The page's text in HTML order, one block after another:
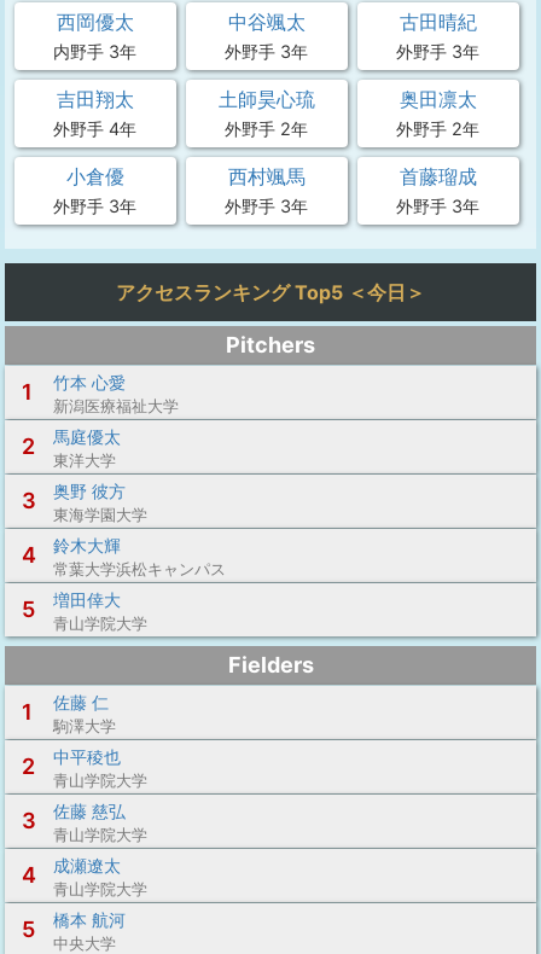
西岡優太
内野手 3年
中谷颯太
外野手 3年
古田晴紀
外野手 3年
吉田翔太
外野手 4年
土師昊心琉
外野手 2年
奥田凛太
外野手 2年
小倉優
外野手 3年
西村颯馬
外野手 3年
首藤瑠成
外野手 3年
アクセスランキング Top5 ＜今日＞
Pitchers
1
竹本 心愛
新潟医療福祉大学
2 馬庭優太
東洋大学
3 奥野 彼方
東海学園大学
4 鈴木大輝
常葉大学浜松キャンパス
5 増田倖大
青山学院大学
Fielders
1
佐藤 仁
駒澤大学
2 中平稜也
青山学院大学
3 佐藤 慈弘
青山学院大学
4 成瀬遼太
青山学院大学
5 橋本 航河
中央大学